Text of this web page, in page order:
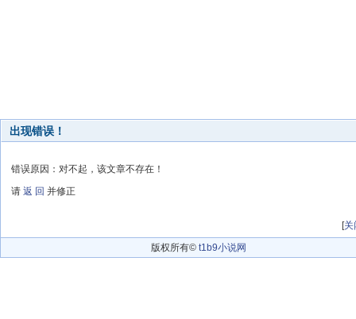
出现错误！
错误原因：对不起，该文章不存在！
请 返 回 并修正
[关
版权所有© t1b9小说网